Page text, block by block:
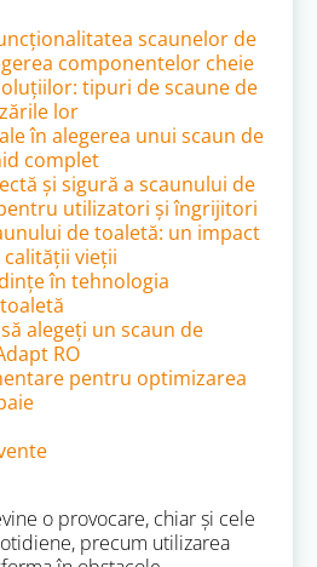
scaunelor de
componentelor cheie
tipuri de scaune de
lor
în alegerea unui scaun de
complet
și sigură a scaunului de
utilizatori și îngrijitori
de toaletă: un impact
vieții
în tehnologia
alegeți un scaun de
RO
pentru optimizarea
o provocare, chiar și cele
precum utilizarea